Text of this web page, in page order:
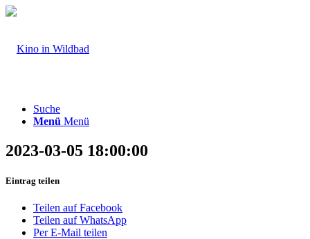
Suche
Menü Menü
2023-03-05 18:00:00
Eintrag teilen
Teilen auf Facebook
Teilen auf WhatsApp
Per E-Mail teilen